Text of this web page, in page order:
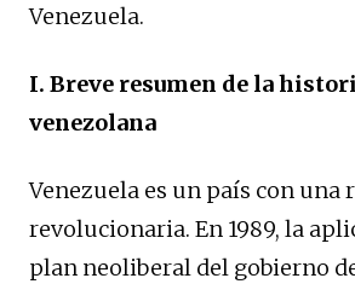
Venezuela.
I. Breve resumen de la
venezolana
Venezuela es un país con una
revolucionaria. En 1989, la
plan neoliberal del gobierno